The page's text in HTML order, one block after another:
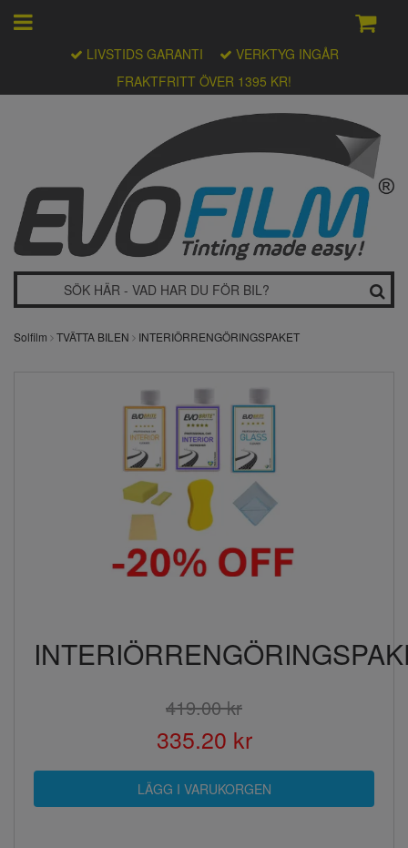
FRAKTFRITT ÖVER 1395 KR!
LIVSTIDS GARANTI VERKTYG INGÅR
Solfilm TVÄTTA BILEN INTERIÖRRENGÖRINGSPAKET
419.00 kr
335.20 kr